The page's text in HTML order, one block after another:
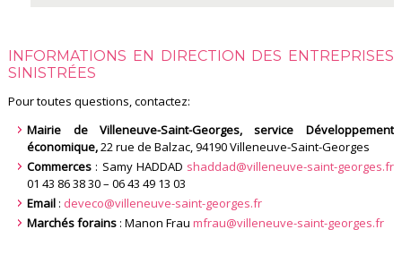
INFORMATIONS EN DIRECTION DES ENTREPRISES
SINISTRÉES
Pour toutes questions, contactez:
Mairie de Villeneuve-Saint-Georges, service Développement
économique,22 rue de Balzac, 94190 Villeneuve-Saint-Georges
Commerces : Samy HADDAD shaddad@villeneuve-saint-georges.fr
01 43 86 38 30 – 06 43 49 13 03
Email : deveco@villeneuve-saint-georges.fr
Marchés forains : Manon Fraumfrau@villeneuve-saint-georges.fr